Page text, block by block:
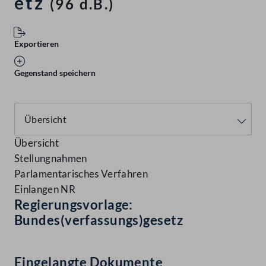
(96 d.B.)
Exportieren
Gegenstand speichern
Übersicht
Stellungnahmen
Parlamentarisches Verfahren
Einlangen NR
Regierungsvorlage:
Bundes(verfassungs)gesetz
Eingelangte Dokumente